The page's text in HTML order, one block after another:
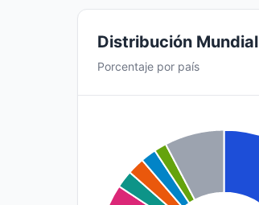
Distribución Mundial
Porcentaje por país